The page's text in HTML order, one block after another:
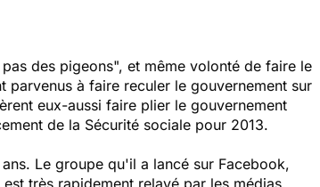
des pigeons", et même volonté de faire le
parvenus à faire reculer le gouvernement sur
eux-aussi faire plier le gouvernement
de la Sécurité sociale pour 2013.
Le groupe qu'il a lancé sur Facebook,
très rapidement relayé par les médias.